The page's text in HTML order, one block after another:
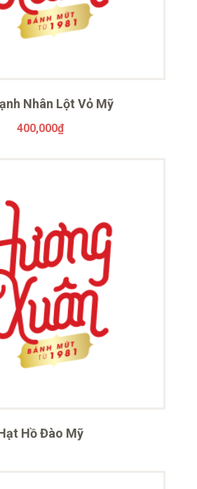
Nhân Lột Vỏ Mỹ
400,000₫
Hồ Đào Mỹ